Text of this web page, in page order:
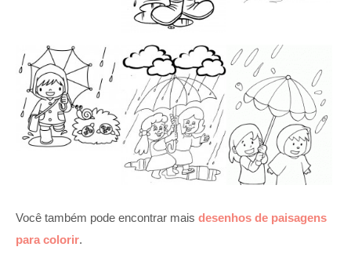
Você também pode encontrar mais desenhos de paisagens
para colorir.